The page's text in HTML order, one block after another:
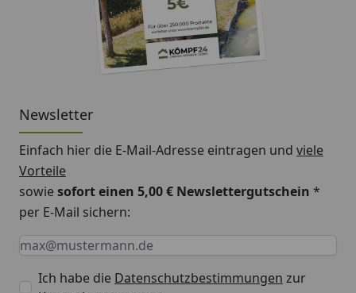
B. Holzlatte) möglich
Professioneller Montageservice
zum Festpreis erhältlich
Newsletter
Einfach hier die E-Mail-Adresse eintragen und viele
Vorteile
sowiesofort einen 5,00 € Newslettergutschein *
per E-Mail sichern:
Keine Eingabe erforderlich
Eingabe erforderlich
E-Mail *
Ich habe die Datenschutzbestimmungen zur